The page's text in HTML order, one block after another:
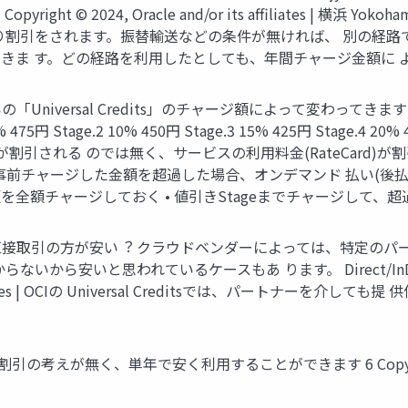
© 2024, Oracle and/or its affiliates | 横浜
引をされます。振替輸送などの条件が無ければ、 別の経
す。どの経路を利⽤したとしても、年間チャージ⾦額に
「Universal Credits」のチャージ額によって変わってきま
475円 Stage.2 10% 450円 Stage.3 15% 425円 Stage.4
引される のでは無く、サービスの利⽤料⾦(RateCard)が
チャージした⾦額を超過した場合、オンデマンド 払い(後
全額チャージしておく • 値引きStageまでチャージして、
取引の⽅が安い︖ クラウドベンダーによっては、特定の
ないから安いと思われているケースもあ ります。 Direct/
の Universal Creditsでは、パートナーを介しても提 供
引の考えが無く、単年で安く利⽤することができます 6